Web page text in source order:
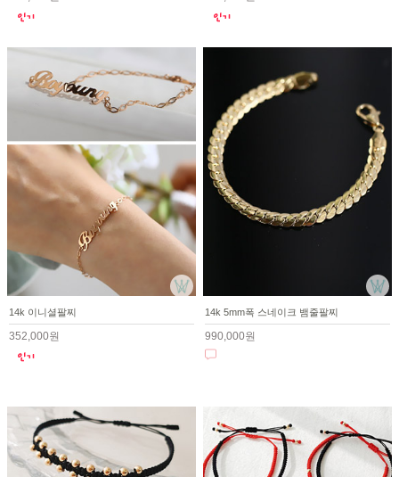
14k 이니셜팔찌
352,000원
14k 5mm폭 스네이크 뱀줄팔찌
990,000원